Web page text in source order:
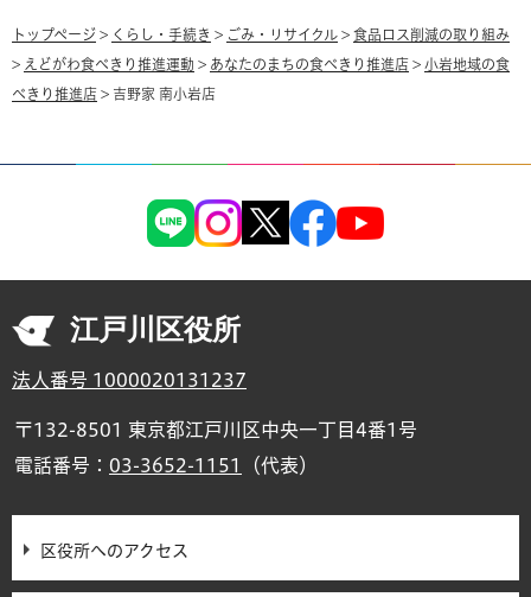
トップページ > くらし・手続き > ごみ・リサイクル > 食品ロス削減の取り組み
> えどがわ食べきり推進運動 > あなたのまちの食べきり推進店 > 小岩地域の食
べきり推進店 > 吉野家 南小岩店
江戸川区役所
法人番号 1000020131237
〒132-8501 東京都江戸川区中央一丁目4番1号
電話番号： 03-3652-1151 （代表）
区役所へのアクセス